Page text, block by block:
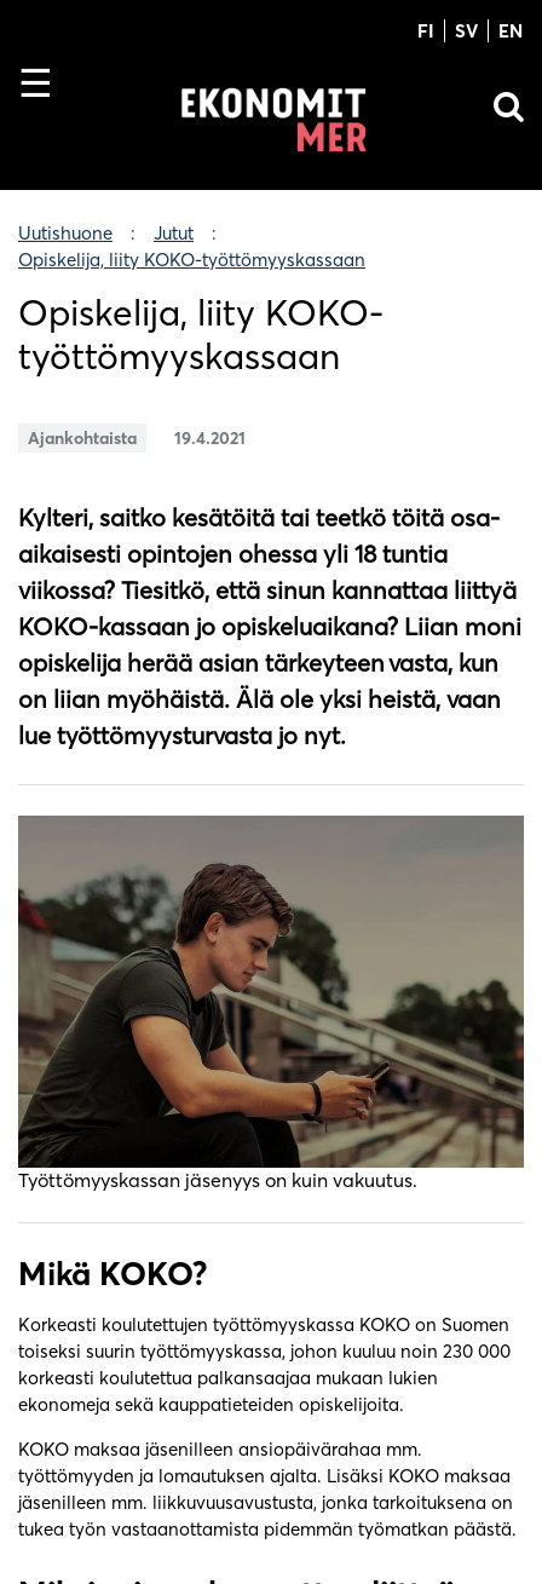
FI SV EN
Uutishuone
Jutut
Opiskelija, liity KOKO-työttömyyskassaan
Opiskelija, liity KOKO-
työttömyyskassaan
Ajankohtaista 19.4.2021
Kylteri, saitko kesätöitä tai teetkö töitä osa-
aikaisesti opintojen ohessa yli 18 tuntia
viikossa? Tiesitkö, että sinun kannattaa liittyä
KOKO-kassaan jo opiskeluaikana? Liian moni
opiskelija herää asian tärkeyteen vasta, kun
on liian myöhäistä. Älä ole yksi heistä, vaan
lue työttömyysturvasta jo nyt.
Työttömyyskassan jäsenyys on kuin vakuutus.
Mikä KOKO?
Korkeasti koulutettujen työttömyyskassa KOKO on Suomen
toiseksi suurin työttömyyskassa, johon kuuluu noin 230 000
korkeasti koulutettua palkansaajaa mukaan lukien
ekonomeja sekä kauppatieteiden opiskelijoita.
KOKO maksaa jäsenilleen ansiopäivärahaa mm.
työttömyyden ja lomautuksen ajalta. Lisäksi KOKO maksaa
jäsenilleen mm. liikkuvuusavustusta, jonka tarkoituksena on
tukea työn vastaanottamista pidemmän työmatkan päästä.